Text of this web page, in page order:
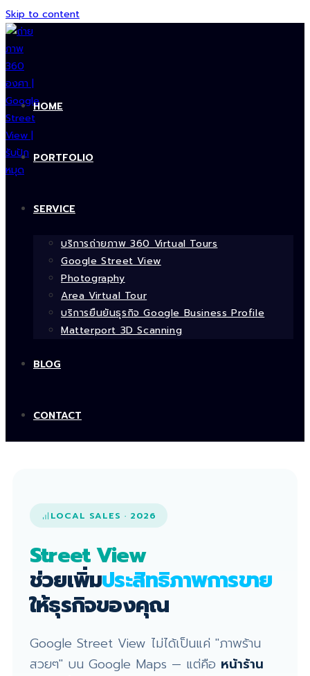
Skip to content
HOME
PORTFOLIO
SERVICE
บริการถ่ายภาพ 360 Virtual Tours
Google Street View
Photography
Area Virtual Tour
บริการยืนยันธุรกิจ Google Business Profile
Matterport 3D Scanning
BLOG
CONTACT
LOCAL SALES · 2026
Street View
ช่วยเพิ่มประสิทธิภาพการขาย
ให้ธุรกิจของคุณ
Google Street View ไม่ได้เป็นแค่ "ภาพร้าน
สวยๆ" บน Google Maps — แต่คือ หน้าร้าน